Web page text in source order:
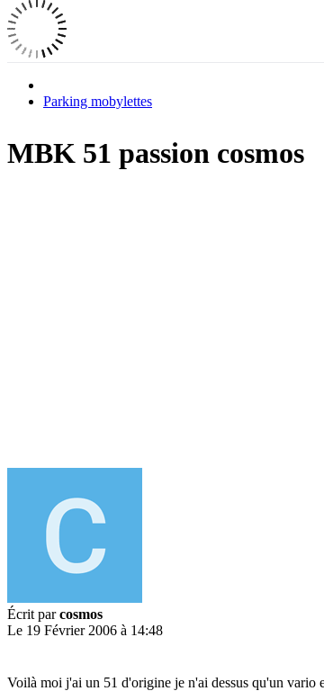
Parking mobylettes
MBK 51 passion cosmos
Écrit parcosmos
Le 19 Février 2006 à 14:48
Voilà moi j'ai un 51 d'origine je n'ai dessus qu'un vario